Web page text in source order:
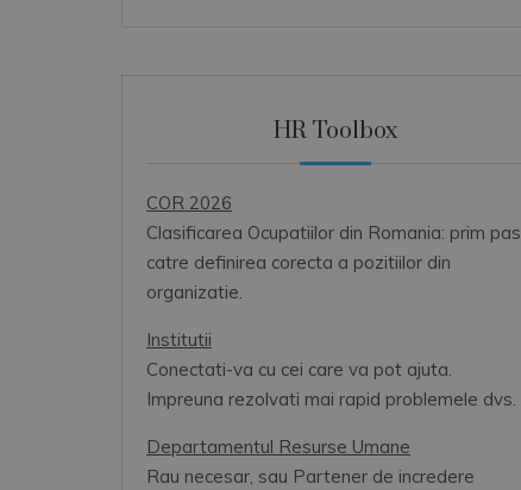
HR Toolbox
COR 2026
Clasificarea Ocupatiilor din Romania: prim pas
catre definirea corecta a pozitiilor din
organizatie.
Institutii
Conectati-va cu cei care va pot ajuta.
Impreuna rezolvati mai rapid problemele dvs.
Departamentul Resurse Umane
Rau necesar, sau Partener de incredere